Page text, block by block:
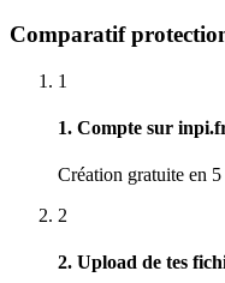
Comparatif
1
1. Compte sur
Création gratuite en
2
2. Upload de tes